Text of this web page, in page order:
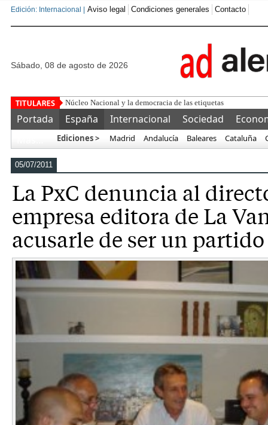
Edición: Internacional | Aviso legal Condiciones generales Contacto
sábado, 08 de agosto de 2026
"No es para mí, colega": hace 33 a
Portada España Internacional Sociedad
Ediciones > Madrid Andalucía Baleares Cataluña
05/07/2011
La PxC denuncia al
empresa editora de La
acusarle de ser un